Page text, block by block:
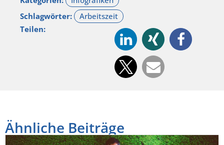
Schlagwörter:
Teilen:
Ähnliche Beiträge